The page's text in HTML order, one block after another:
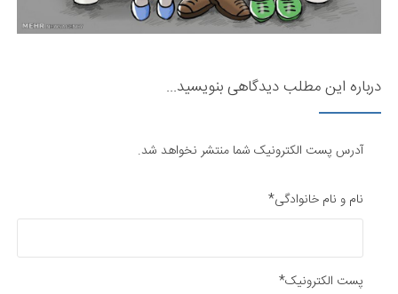
درباره این مطلب دیدگاهی بنویسید...
آدرس پست الکترونیک شما منتشر نخواهد شد.
نام و نام خانوادگی*
پست الکترونیک*